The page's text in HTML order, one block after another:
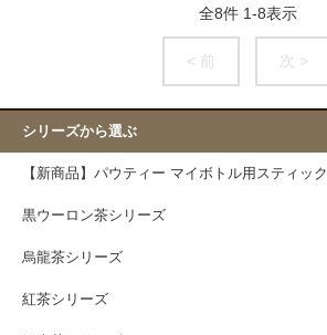
全8件 1-8表示
< 前 次 >
シリーズから選ぶ
【新商品】パウティー マイボトル用スティック
黒ウーロン茶シリーズ
烏龍茶シリーズ
紅茶シリーズ